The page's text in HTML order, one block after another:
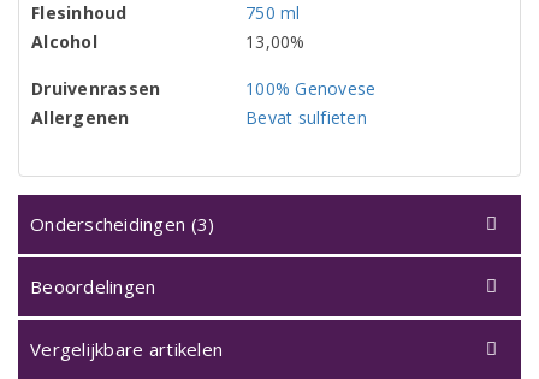
Flesinhoud
750 ml
Alcohol
13,00%
Druivenrassen
100% Genovese
Allergenen
Bevat sulfieten
Onderscheidingen (3)
Beoordelingen
Vergelijkbare artikelen